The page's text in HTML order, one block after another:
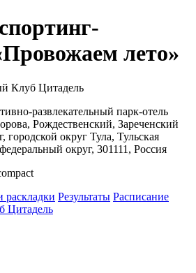
лето»
Клуб Цитадель
развлекательный парк-отель
Рождественский, Зареченский
городской округ Тула, Тульская
округ, 301111, Россия
Результаты Расписание
Цитадель